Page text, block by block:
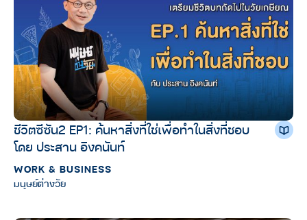
ชีวิตซีซัน2 EP1: ค้นหาสิ่งที่ใช่เพื่อทำในสิ่งที่ชอบ
โดย ประสาน อิงคนันท์
WORK & BUSINESS
มนุษย์ต่างวัย